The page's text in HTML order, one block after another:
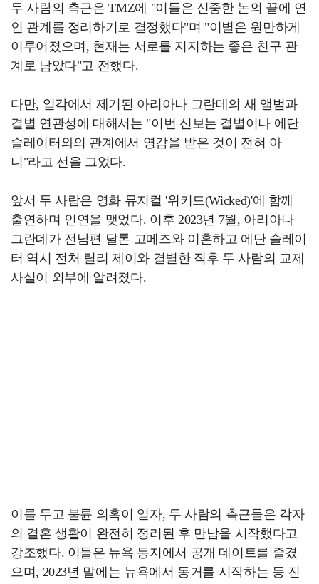
두 사람의 측근은 TMZ에 "이들은 신중한 논의 끝에 연
인 관계를 정리하기로 결정했다"며 "이별은 원만하게
이루어졌으며, 현재는 서로를 지지하는 좋은 친구 관
계로 남았다"고 전했다.
다만, 일각에서 제기된 아리아나 그란데의 새 앨범과
결별 연관성에 대해서는 "이번 신보는 결별이나 에단
슬레이터와의 관계에서 영감을 받은 것이 전혀 아
니"라고 선을 그었다.
앞서 두 사람은 영화 뮤지컬 '위키드(Wicked)'에 함께
출연하며 인연을 맺었다. 이후 2023년 7월, 아리아나
그란데가 전남편 달톤 고메즈와 이혼하고 에단 슬레이
터 역시 전처 릴리 제이와 결별한 직후 두 사람의 교제
사실이 외부에 알려졌다.
이를 두고 불륜 의혹이 일자, 두 사람의 측근들은 각자
의 결혼 생활이 완전히 정리된 후 만남을 시작했다고
강조했다. 이들은 뉴욕 등지에서 공개 데이트를 즐겼
으며, 2023년 말에는 뉴욕에서 동거를 시작하는 등 진